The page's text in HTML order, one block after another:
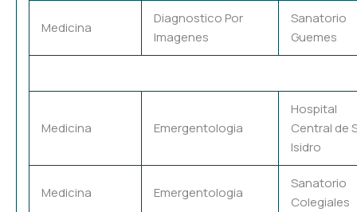
Medicina
Diagnostico Por
Imagenes
Sanatorio
Guemes
Medicina Emergentologia
Hospital
Central de
Isidro
Medicina Emergentologia
Sanatorio
Colegiales